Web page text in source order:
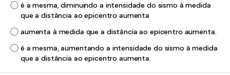
é a mesma, diminuindo a intensidade do sismo à medida
que a distância ao epicentro aumenta
aumenta à medida que a distância ao epicentro aumenta.
é a mesma, aumentando a intensidade do sismo à medida
que a distância ao epicentro aumenta.